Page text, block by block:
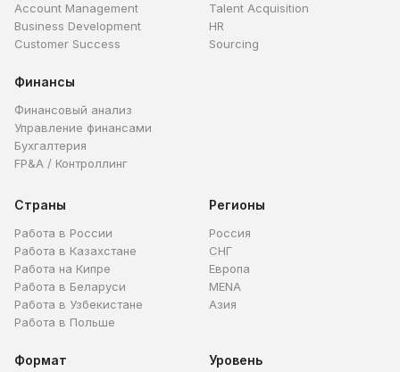
Account Management
Business Development
Customer Success
Talent Acquisition
HR
Sourcing
Финансы
Финансовый анализ
Управление финансами
Бухгалтерия
FP&A / Контроллинг
Страны
Работа в России
Работа в Казахстане
Работа на Кипре
Работа в Беларуси
Работа в Узбекистане
Работа в Польше
Регионы
Россия
СНГ
Европа
MENA
Азия
Формат Уровень